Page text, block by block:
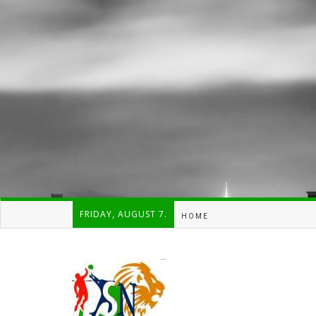
FRIDAY, AUGUST 7. HOME